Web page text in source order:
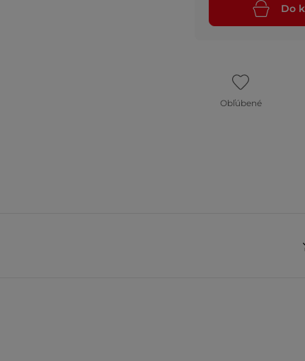
Do
Obľúbené